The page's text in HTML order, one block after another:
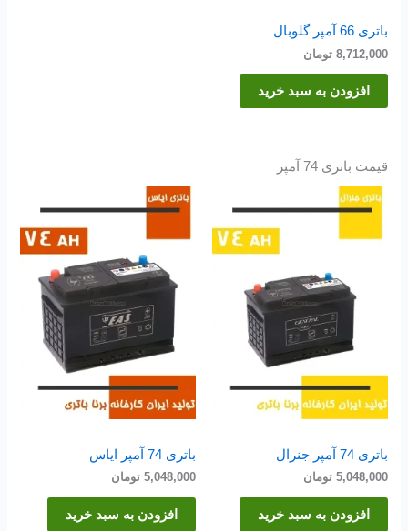
باتری 66 آمپر گلوبال
8,712,000 تومان
افزودن به سبد خرید
قیمت باتری 74 آمپر
باتری 74 آمپر جنرال
5,048,000 تومان
افزودن به سبد خرید
باتری 74 آمپر ایاس
5,048,000 تومان
افزودن به سبد خرید